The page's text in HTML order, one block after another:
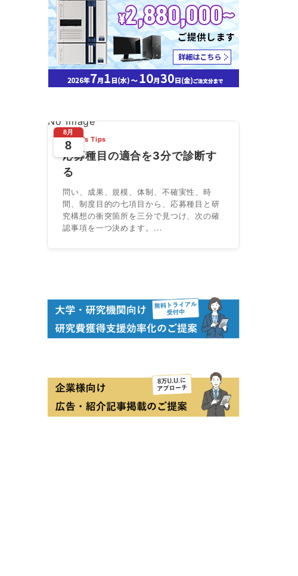
No Image
8月
8
Today's Tips
応募種目の適合を3分で診断す
る
問い、成果、規模、体制、不確実性、時
間、制度目的の七項目から、応募種目と研
究構想の衝突箇所を三分で見つけ、次の確
認事項を一つ決めます。...